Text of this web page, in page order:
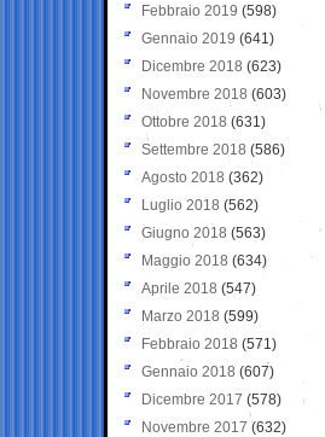
Febbraio 2019 (598)
Gennaio 2019 (641)
Dicembre 2018 (623)
Novembre 2018 (603)
Ottobre 2018 (631)
Settembre 2018 (586)
Agosto 2018 (362)
Luglio 2018 (562)
Giugno 2018 (563)
Maggio 2018 (634)
Aprile 2018 (547)
Marzo 2018 (599)
Febbraio 2018 (571)
Gennaio 2018 (607)
Dicembre 2017 (578)
Novembre 2017 (632)